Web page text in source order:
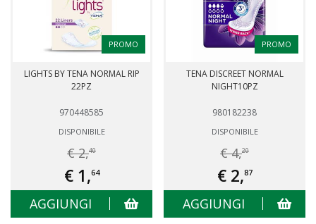
PROMO
LIGHTS BY TENA NORMAL RIP
22PZ
970448585
DISPONIBILE
€ 2,40
€ 1,64
AGGIUNGI
PROMO
TENA DISCREET NORMAL
NIGHT10PZ
980182238
DISPONIBILE
€ 4,20
€ 2,87
AGGIUNGI